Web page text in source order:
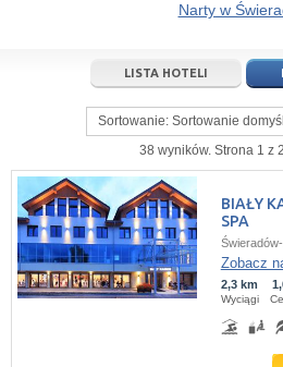
dziś
Narty w
LISTA HOTELI
Sortowanie: Sortowanie
38 wyników. Strona 1 z
BIAŁY
SPA
Zobacz
2,3 km
Wyciągi